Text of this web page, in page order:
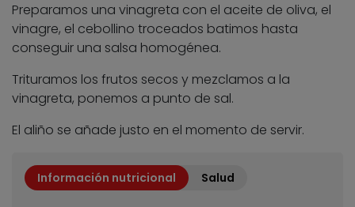
Preparamos una vinagreta con el aceite de oliva, el
vinagre, el cebollino troceados batimos hasta
conseguir una salsa homogénea.
Trituramos los frutos secos y mezclamos a la
vinagreta, ponemos a punto de sal.
El aliño se añade justo en el momento de servir.
Información nutricional Salud